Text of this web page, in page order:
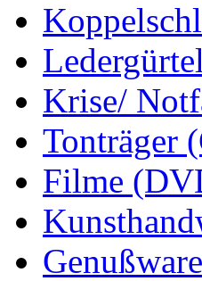
Krise/
Tonträger
Filme